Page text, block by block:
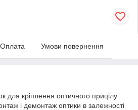
Оплата Умови повернення
для кріплення оптичного прицілу
і демонтаж оптики в залежності